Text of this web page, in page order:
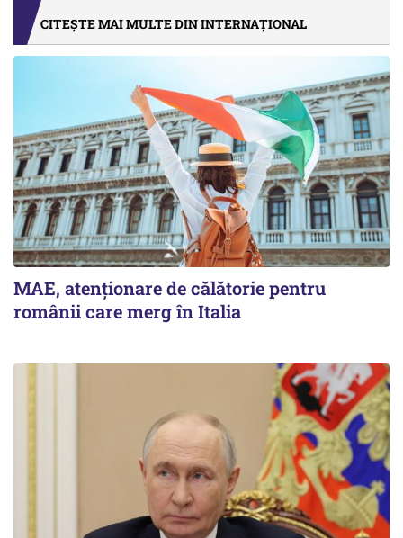
CITEȘTE MAI MULTE DIN INTERNAȚIONAL
MAE, atenționare de călătorie pentru
românii care merg în Italia